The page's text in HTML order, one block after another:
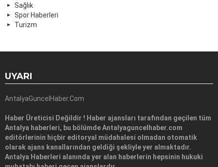
Sağlık
Spor Haberleri
Turizm
UYARI
AntalyaGuncelHaber.Com
Haber Üreticisi Değildir ! Haber ajansları tarafından geçilen tüm
Antalya haberleri, bu bölümde Antalyaguncelhaber.com
editörlerinin hiçbir editoryal müdahalesi olmadan otomatik
olarak ajans kanallarından geldiği şekliyle yer almaktadır.
Antalya Haberleri alanında yer alan haberlerin hepsinin hukuki